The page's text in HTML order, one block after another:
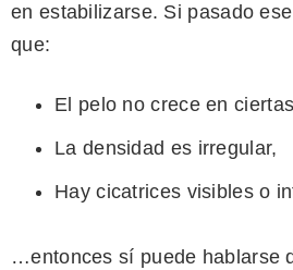
en estabilizarse. Si pasado
que:
El pelo no crece en
La densidad es irregular,
Hay cicatrices visibles o
…entonces sí puede hablarse